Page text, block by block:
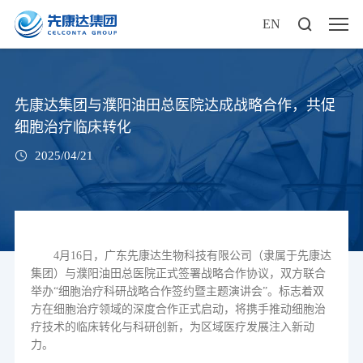
EN
先康达集团与濮阳油田总医院达成战略合作，共促
细胞治疗临床转化
2025/04/21
4月 16日，广东先康达生物科技有限公司（隶属于先康达
集团）与濮阳油田总医院正式签署战略合作协议，双方联合
举办“细胞治疗科研战略合作签约暨主题演讲会”。 标志着双
方在细胞治疗领域的深度合作正式启动， 将携手推动细胞治
疗技术的 临床转化与科研创新， 为 区域医疗发展注入新动
力。